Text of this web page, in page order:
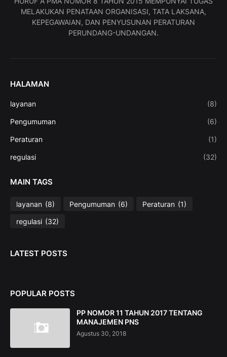
MELAKUKAN PENATAAN ORGANISASI, TATA LAKSANA,
KEPEGAWAIAN, DAN PENYUSUNAN PERATURAN
PERUNDANG-UNDANGAN.
HALAMAN
layanan (8)
Pengumuman (6)
Peraturan (1)
regulasi (32)
MAIN TAGS
layanan (8) Pengumuman (6) Peraturan (1)
regulasi (32)
LATEST POSTS
POPULAR POSTS
PP NOMOR 11 TAHUN 2017 TENTANG
MANAJEMEN PNS
Agustus 30, 2018